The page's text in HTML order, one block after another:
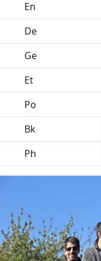
En
De
Ge
Et
Po
Bk
Ph